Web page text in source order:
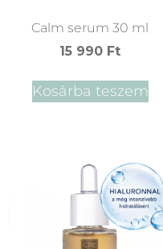
Calm serum 30 ml
15 990 Ft
Kosárba teszem